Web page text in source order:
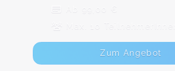
Ab 99,00 €
Max. 10 TeilnehmerInnen
Zum Angebot